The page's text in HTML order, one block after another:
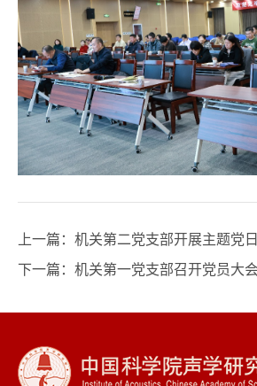
上一篇： 机关第二党支部开展主题党
下一篇： 机关第一党支部召开党员大